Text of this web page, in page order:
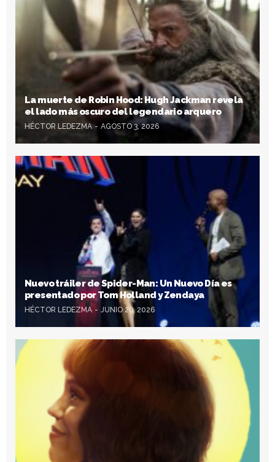
La muerte de Robin Hood: Hugh Jackman revela
el lado más oscuro del legendario arquero
HÉCTOR LEDEZMA AGOSTO 3, 2026
Nuevo tráiler de Spider-Man: Un Nuevo Día es
presentado por Tom Holland y Zendaya
HÉCTOR LEDEZMA JUNIO 29, 2026